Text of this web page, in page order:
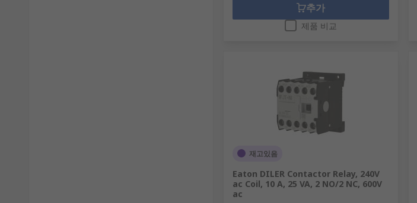
추가
제품 비교
재고있음
Eaton DILER Contactor Relay, 240V
ac Coil, 10 A, 25 VA, 2 NO/2 NC, 600V
ac